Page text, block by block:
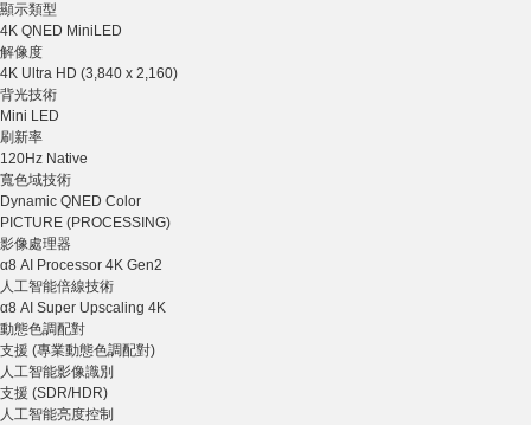
顯示類型
4K QNED MiniLED
解像度
4K Ultra HD (3,840 x 2,160)
背光技術
Mini LED
刷新率
120Hz Native
寬色域技術
Dynamic QNED Color
PICTURE (PROCESSING)
影像處理器
α8 AI Processor 4K Gen2
人工智能倍線技術
α8 AI Super Upscaling 4K
動態色調配對
支援 (專業動態色調配對)
人工智能影像識別
支援 (SDR/HDR)
人工智能亮度控制